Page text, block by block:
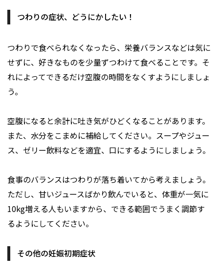
つわりの症状、どうにかしたい！
つわりで食べられなくなったら、栄養バランスなどは気に
せずに、好きなものを少量ずつわけて食べることです。そ
れによってできるだけ空腹の時間をなくすようにしましょ
う。
空腹になると余計に吐き気がひどくなることがあります。
また、水分をこまめに補給してください。スープやジュー
ス、ゼリー飲料などを適宜、口にするようにしましょう。
食事のバランスはつわりが落ち着いてから考えましょう。
ただし、甘いジュースばかり飲んでいると、体重が一気に
10kg増える人もいますから、できる範囲でうまく調節す
るようにしてください。
その他の妊娠初期症状